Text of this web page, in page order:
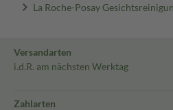
La Roche-Posay
Versandarten
i.d.R. am nächsten Werktag
Zahlarten